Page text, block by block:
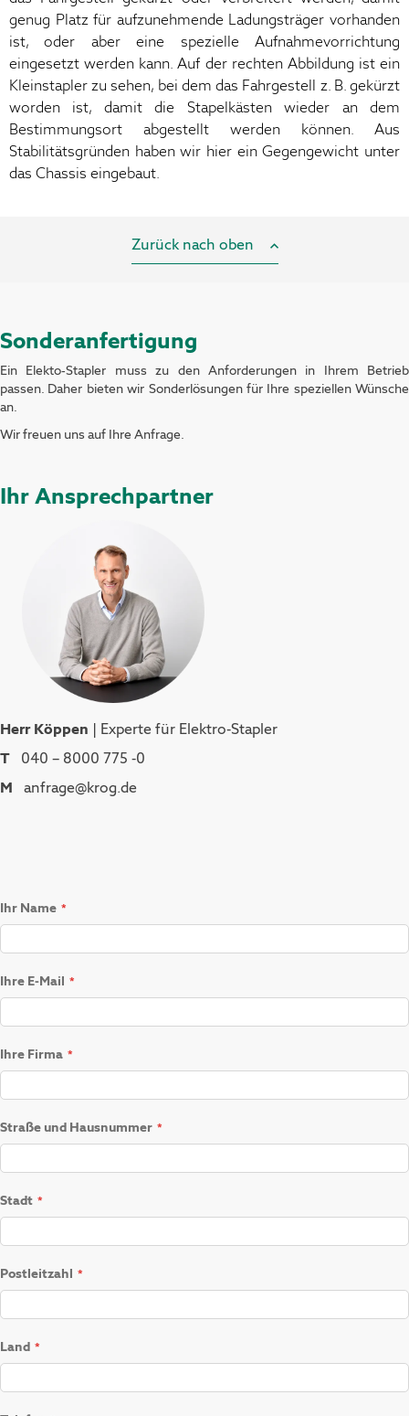
genug Platz für aufzunehmende Ladungsträger vorhanden
ist, oder aber eine spezielle Aufnahmevorrichtung
eingesetzt werden kann. Auf der rechten Abbildung ist ein
Kleinstapler zu sehen, bei dem das Fahrgestell z. B. gekürzt
worden ist, damit die Stapelkästen wieder an dem
Bestimmungsort abgestellt werden können. Aus
Stabilitätsgründen haben wir hier ein Gegengewicht unter
das Chassis eingebaut.
Zurück nach oben
Sonderanfertigung
Ein Elekto-Stapler muss zu den Anforderungen in Ihrem Betrieb
passen. Daher bieten wir Sonderlösungen für Ihre speziellen Wünsche
an.
Wir freuen uns auf Ihre Anfrage.
Ihr Ansprechpartner
Herr Köppen | Experte für Elektro-Stapler
T 040 – 8000 775 -0
M anfrage@krog.de
Ihr Name
Ihre E-Mail
Ihre Firma
Straße und Hausnummer
Stadt
Postleitzahl
Land